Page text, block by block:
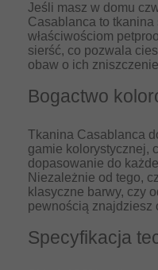
Jeśli masz w domu
Casablanca to
właściwościom
sierść, co pozwala
obaw o ich
Bogactwo
Tkanina Casablanca
gamie kolorystycznej,
dopasowanie do
Niezależnie od tego,
klasyczne barwy, czy
pewnością znajdziesz
Specyfikacja